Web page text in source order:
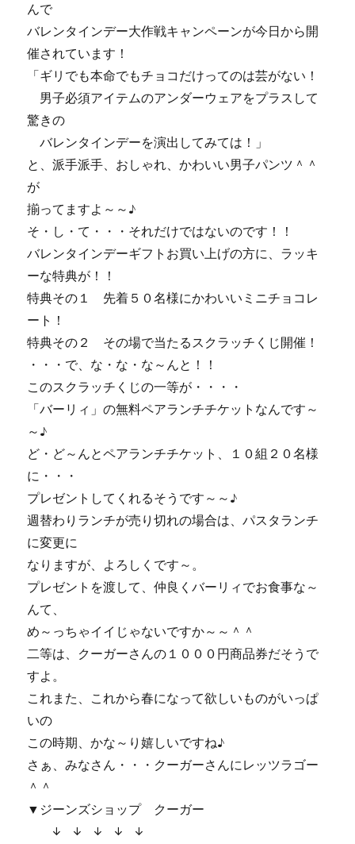
んで
バレンタインデー大作戦キャンペーンが今日から開
催されています！
「ギリでも本命でもチョコだけってのは芸がない！
男子必須アイテムのアンダーウェアをプラスして
驚きの
バレンタインデーを演出してみては！」
と、派手派手、おしゃれ、かわいい男子パンツ＾＾
が
揃ってますよ～～♪
そ・し・て・・・それだけではないのです！！
バレンタインデーギフトお買い上げの方に、ラッキ
ーな特典が！！
特典その１ 先着５０名様にかわいいミニチョコレ
ート！
特典その２ その場で当たるスクラッチくじ開催！
・・・で、な・な・な～んと！！
このスクラッチくじの一等が・・・・
「バーリィ」の無料ペアランチチケットなんです～
～♪
ど・ど～んとペアランチチケット、１０組２０名様
に・・・
プレゼントしてくれるそうです～～♪
週替わりランチが売り切れの場合は、パスタランチ
に変更に
なりますが、よろしくです～。
プレゼントを渡して、仲良くバーリィでお食事な～
んて、
め～っちゃイイじゃないですか～～＾＾
二等は、クーガーさんの１０００円商品券だそうで
すよ。
これまた、これから春になって欲しいものがいっぱ
いの
この時期、かな～り嬉しいですね♪
さぁ、みなさん・・・クーガーさんにレッツラゴー
＾＾
▼ジーンズショップ クーガー
↓ ↓ ↓ ↓ ↓